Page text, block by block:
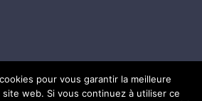
pour vous garantir la meilleure
web. Si vous continuez à utiliser ce